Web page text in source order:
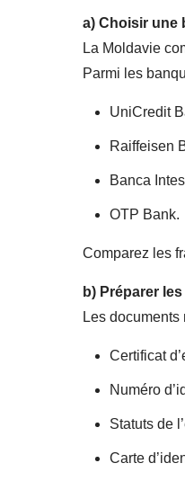
a) Choisir une
La Moldavie
Parmi les
UniCredit
Raiffeisen
Banca
OTP Bank.
Comparez les
b) Préparer
Les
Certificat
Numéro
Statuts de
Carte